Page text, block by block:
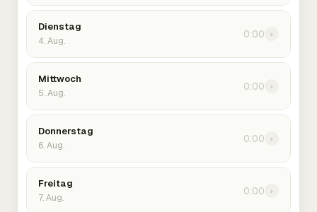
Dienstag
4. Aug.
0:00 ›
Mittwoch
5. Aug.
0:00 ›
Donnerstag
6. Aug.
0:00 ›
Freitag
7. Aug.
0:00 ›